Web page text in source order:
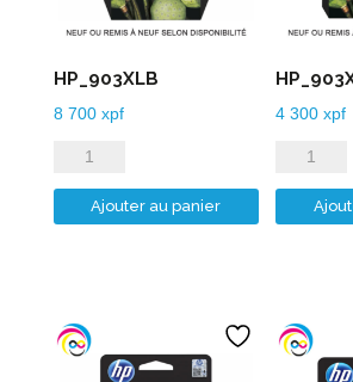
HP_903XLB
8 700 xpf
quantité
de
HP_903XLB
Ajouter au panier
4 300xpf
quantité
de